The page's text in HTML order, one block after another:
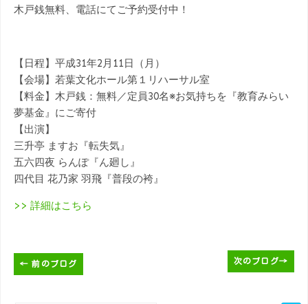
木戸銭無料、電話にてご予約受付中！
【日程】平成31年2月11日（月）
【会場】若葉文化ホール第１リハーサル室
【料金】木戸銭：無料／定員30名※お気持ちを『教育みらい
夢基金』にご寄付
【出演】
三升亭 ますお『転失気』
五六四夜 らんぽ『ん廻し』
四代目 花乃家 羽飛『普段の袴』
>> 詳細はこちら
← 前のブログ 次のブログ→